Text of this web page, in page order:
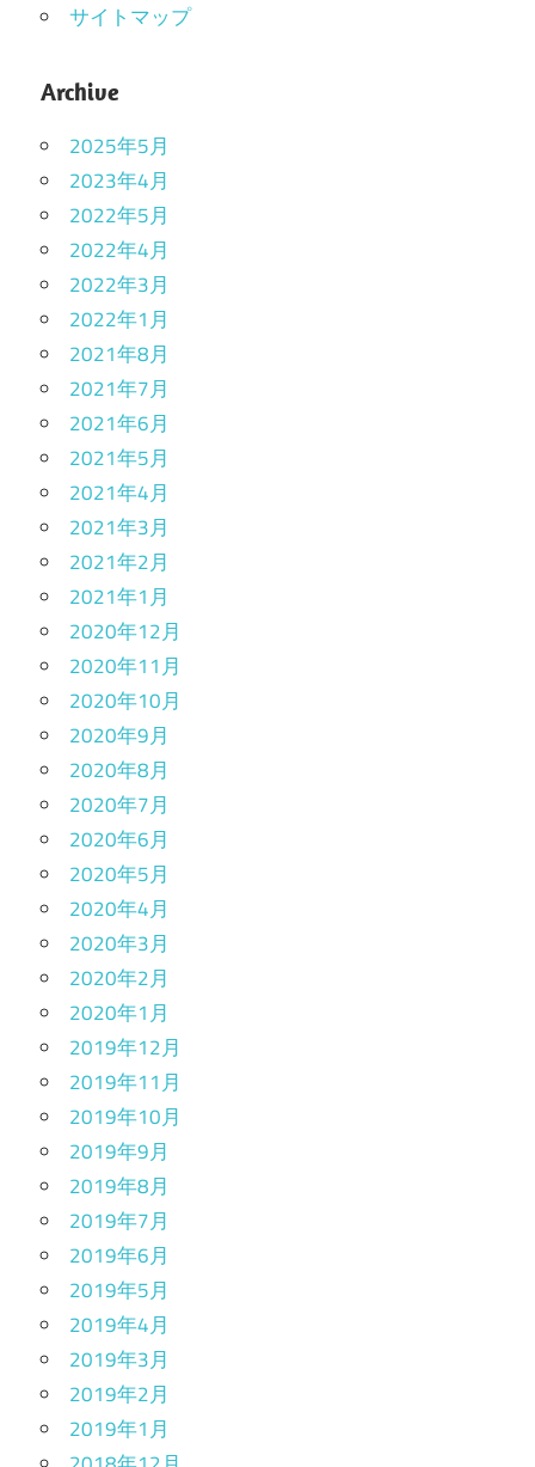
サイトマップ
Archive
2025年5月
2023年4月
2022年5月
2022年4月
2022年3月
2022年1月
2021年8月
2021年7月
2021年6月
2021年5月
2021年4月
2021年3月
2021年2月
2021年1月
2020年12月
2020年11月
2020年10月
2020年9月
2020年8月
2020年7月
2020年6月
2020年5月
2020年4月
2020年3月
2020年2月
2020年1月
2019年12月
2019年11月
2019年10月
2019年9月
2019年8月
2019年7月
2019年6月
2019年5月
2019年4月
2019年3月
2019年2月
2019年1月